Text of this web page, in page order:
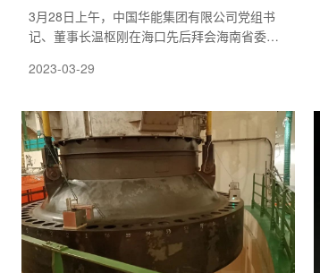
3月28日上午，中国华能集团有限公司党组书
记、董事长温枢刚在海口先后拜会海南省委书
斌，就进一步深化战略合作进行了务实交流并
尔，集团公司党组成员、副总经理樊启祥，海
口市委常委、副市长邓立松等参加会见。
2023-03-29